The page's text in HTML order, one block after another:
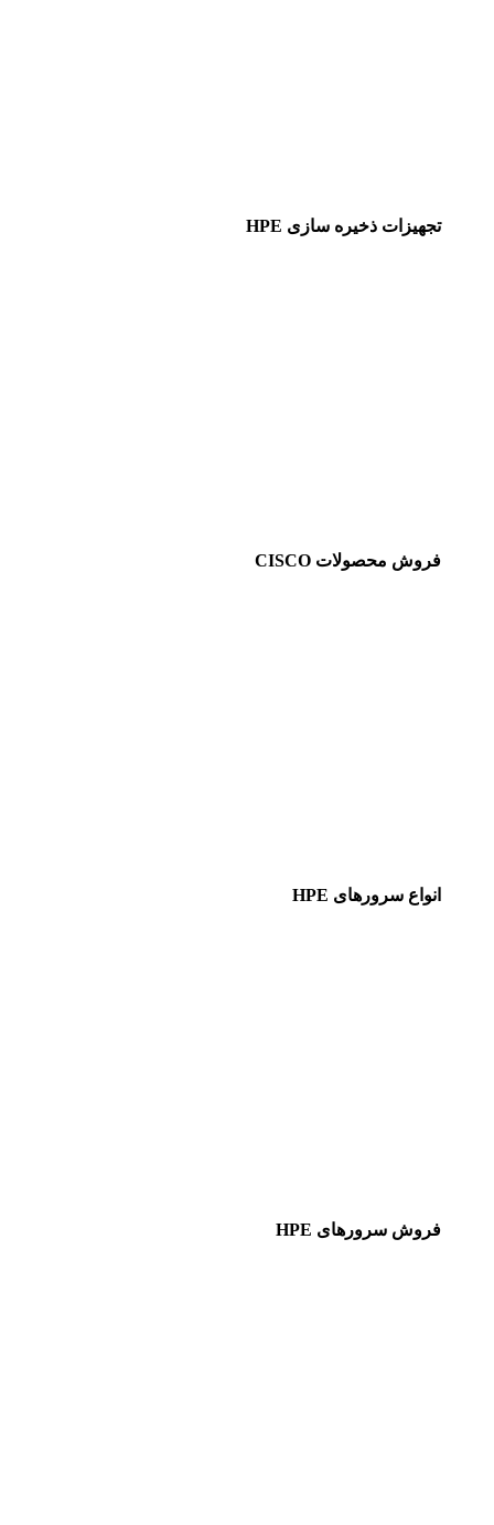
تجهیزات ذخیره سازی HPE
فروش محصولات CISCO
انواع سرورهای HPE
فروش سرورهای HPE